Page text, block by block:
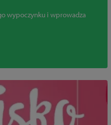
wypoczynku i wprowadza